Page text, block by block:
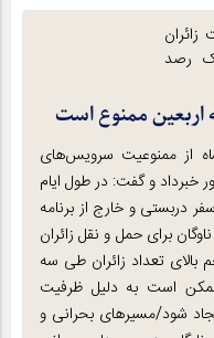
زائران
رصد
اربعین ممنوع است
از ممنوعیت سرویس‌های
خبرداد و گفت: در طول ایام
دربستی و خارج از برنامه
برای حمل و نقل زائران
بالای تعداد زائران طی سه
است به دلیل ظرفیت
شود/مسیرهای بحرانی و